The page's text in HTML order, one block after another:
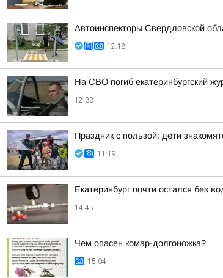
Автоинспекторы Свердловской
12:18
На СВО погиб екатеринбургский
12:33
Праздник с пользой: дети
11:19
Екатеринбург почти остался без
14:45
Чем опасен комар-долгоножка?
15:04